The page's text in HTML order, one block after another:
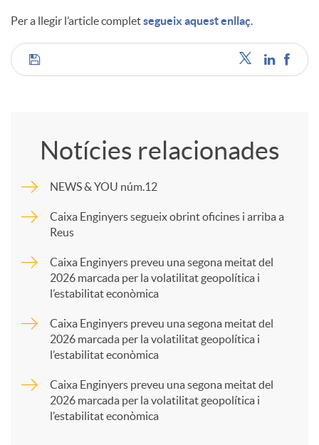
Per a llegir l’article completsegueix aquest enllaç
C
p
a
Notícies relacionades
NEWS & YOU núm.12
Caixa Enginyers segueix obrint oficines i arriba a
Reus
Caixa Enginyers preveu una segona meitat del
2026 marcada per la volatilitat geopolítica i
l’estabilitat econòmica
Caixa Enginyers preveu una segona meitat del
2026 marcada per la volatilitat geopolítica i
l’estabilitat econòmica
Caixa Enginyers preveu una segona meitat del
2026 marcada per la volatilitat geopolítica i
l’estabilitat econòmica